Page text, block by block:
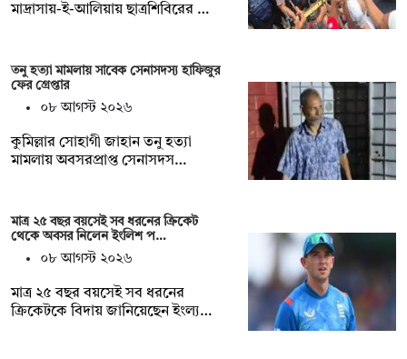
মাদ্রাসায়-ই-আলিয়ায় ছাত্রশিবিরের …
তনু হত্যা মামলায় সাবেক সেনাসদস্য হাফিজুর
ফের গ্রেপ্তার
০৮ আগস্ট ২০২৬
কুমিল্লার সোহাগী জাহান তনু হত্যা
মামলায় অবসরপ্রাপ্ত সেনাসদস…
মাত্র ২৫ বছর বয়সেই সব ধরনের ক্রিকেট
থেকে অবসর নিলেন ইংলিশ প…
০৮ আগস্ট ২০২৬
মাত্র ২৫ বছর বয়সেই সব ধরনের
ক্রিকেটকে বিদায় জানিয়েছেন ইংল্য…